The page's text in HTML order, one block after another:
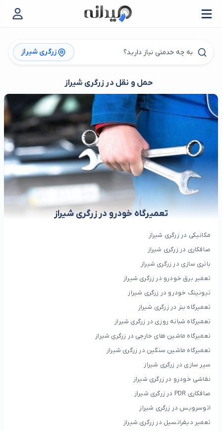
زرگری شیراز
حمل و نقل در زرگری شیراز
تعمیرگاه خودرو در زرگری شیراز
مکانیکی در زرگری شیراز
صافکاری در زرگری شیراز
باتری سازی در زرگری شیراز
تعمیر برق خودرو در زرگری شیراز
تیونینگ خودرو در زرگری شیراز
تعمیرگاه بنز در زرگری شیراز
تعمیرگاه شبانه روزی در زرگری شیراز
تعمیرگاه ماشین های خارجی در زرگری شیراز
تعمیرگاه ماشین سنگین در زرگری شیراز
سپر سازی در زرگری شیراز
نقاشی خودرو در زرگری شیراز
صافکاری PDR در زرگری شیراز
اتوسرویس در زرگری شیراز
تعمیر دیفرانسیل در زرگری شیراز